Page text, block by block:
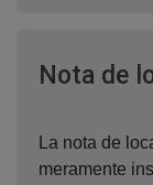
Nota de
La nota de
meramente